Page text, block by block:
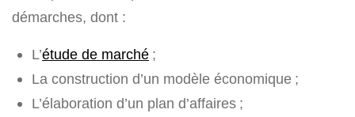
démarches, dont :
L’étude de marché ;
La construction d’un modèle économique ;
L’élaboration d’un plan d’affaires ;